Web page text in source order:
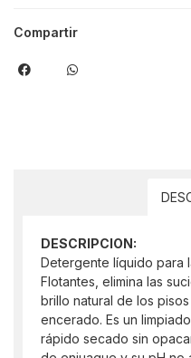
Compartir
DESCRIPCION:
Detergente líquido para
Flotantes, elimina las
brillo natural de los
encerado. Es un
rápido secado sin